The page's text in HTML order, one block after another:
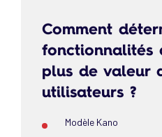
Comment
fonctionnalités
plus de valeur
utilisateurs ?
Modèle Kano